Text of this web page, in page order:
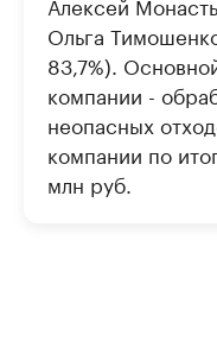
Ольга
83,7%).
компании -
неопасных
компании по
млн руб.